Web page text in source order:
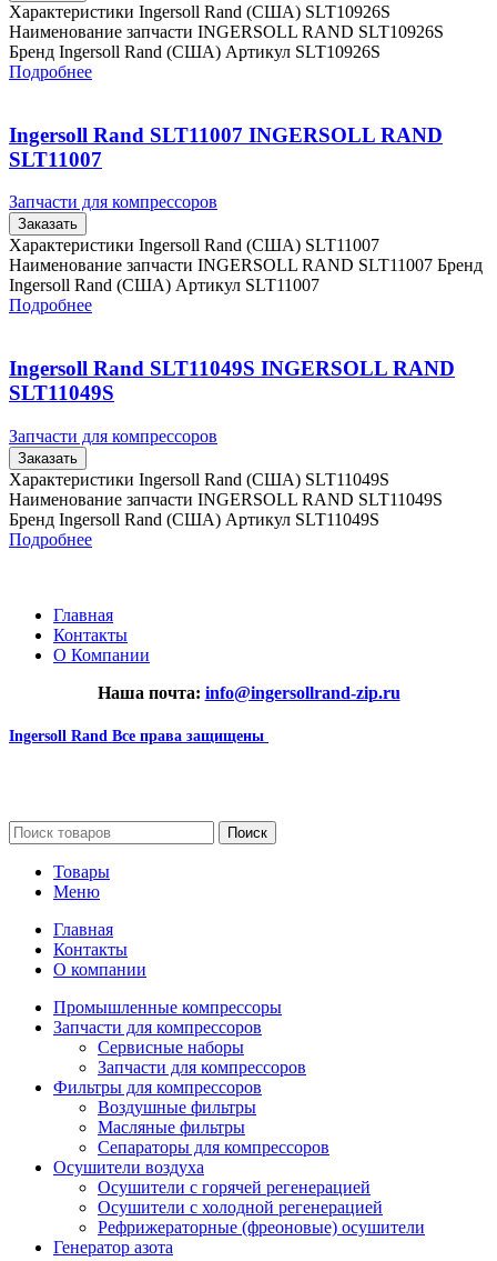
Характеристики Ingersoll Rand (США) SLT10926S
Наименование запчасти INGERSOLL RAND SLT10926S
Бренд Ingersoll Rand (США) Артикул SLT10926S
Подробнее
Ingersoll Rand SLT11007 INGERSOLL RAND
SLT11007
Запчасти для компрессоров
Заказать
Характеристики Ingersoll Rand (США) SLT11007
Наименование запчасти INGERSOLL RAND SLT11007 Бренд
Ingersoll Rand (США) Артикул SLT11007
Подробнее
Ingersoll Rand SLT11049S INGERSOLL RAND
SLT11049S
Запчасти для компрессоров
Заказать
Характеристики Ingersoll Rand (США) SLT11049S
Наименование запчасти INGERSOLL RAND SLT11049S
Бренд Ingersoll Rand (США) Артикул SLT11049S
Подробнее
Главная
Контакты
О Компании
Наша почта: info@ingersollrand-zip.ru
Ingersoll Rand Все права защищены
Поиск
Товары
Меню
Главная
Контакты
О компании
Промышленные компрессоры
Запчасти для компрессоров
Сервисные наборы
Запчасти для компрессоров
Фильтры для компрессоров
Воздушные фильтры
Масляные фильтры
Сепараторы для компрессоров
Осушители воздуха
Осушители с горячей регенерацией
Осушители с холодной регенерацией
Рефрижераторные (фреоновые) осушители
Генератор азота